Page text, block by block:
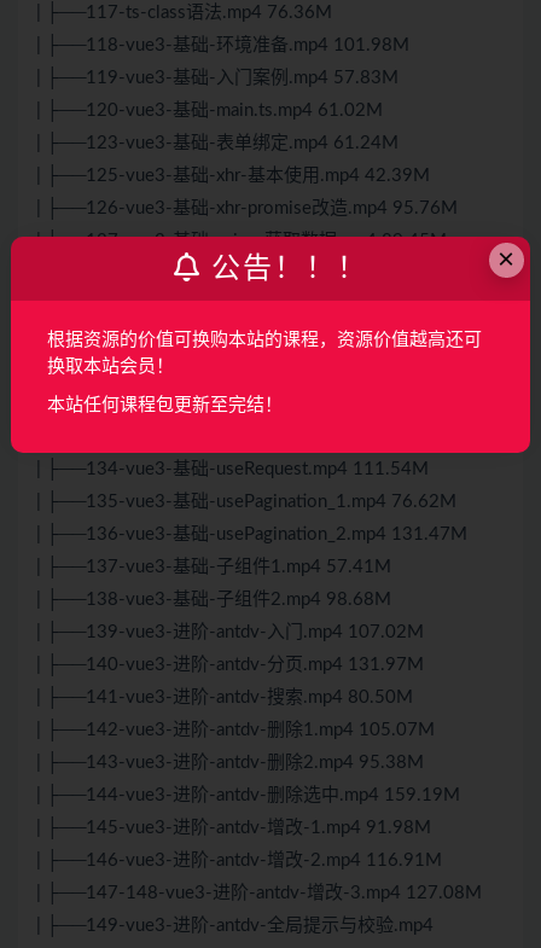
| ├──117-ts-class语法.mp4 76.36M
| ├──118-vue3-基础-环境准备.mp4 101.98M
| ├──119-vue3-基础-入门案例.mp4 57.83M
| ├──120-vue3-基础-main.ts.mp4 61.02M
| ├──123-vue3-基础-表单绑定.mp4 61.24M
| ├──125-vue3-基础-xhr-基本使用.mp4 42.39M
| ├──126-vue3-基础-xhr-promise改造.mp4 95.76M
| ├──127-vue3-基础-axios-获取数据.mp4 89.45M
| ├──128-vue3-基础-axios-发送数据.mp4 60.03M
| ├──129-vue3-基础-axios-baseURL.mp4 129.76M
| ├──130-vue3-基础-axios-拦截器.mp4 149.54M
| ├──131-vue3-基础-条件与列表.mp4 168.39M
| ├──132-vue3-基础-监听器.mp4 78.92M
| ├──134-vue3-基础-useRequest.mp4 111.54M
| ├──135-vue3-基础-usePagination_1.mp4 76.62M
| ├──136-vue3-基础-usePagination_2.mp4 131.47M
| ├──137-vue3-基础-子组件1.mp4 57.41M
| ├──138-vue3-基础-子组件2.mp4 98.68M
| ├──139-vue3-进阶-antdv-入门.mp4 107.02M
| ├──140-vue3-进阶-antdv-分页.mp4 131.97M
| ├──141-vue3-进阶-antdv-搜索.mp4 80.50M
| ├──142-vue3-进阶-antdv-删除1.mp4 105.07M
| ├──143-vue3-进阶-antdv-删除2.mp4 95.38M
| ├──144-vue3-进阶-antdv-删除选中.mp4 159.19M
| ├──145-vue3-进阶-antdv-增改-1.mp4 91.98M
| ├──146-vue3-进阶-antdv-增改-2.mp4 116.91M
| ├──147-148-vue3-进阶-antdv-增改-3.mp4 127.08M
| ├──149-vue3-进阶-antdv-全局提示与校验.mp4
×
公告！！！
根据资源的价值可换购本站的课程，资源价值越高还可
换取本站会员！
本站任何课程包更新至完结！